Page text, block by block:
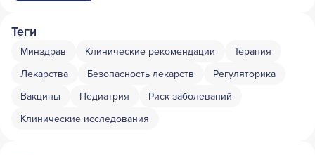
Теги
Минздрав Клинические рекомендации
Терапия
Лекарства
Безопасность лекарств
Регуляторика
Вакцины
Педиатрия
Риск заболеваний
Клинические исследования